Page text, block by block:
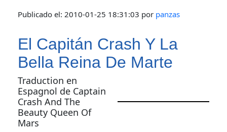
Publicado el: 2010-01-25 18:31:03 por panzas
El Capitán Crash Y La
Bella Reina De Marte
Traduction en
Espagnol de Captain
Crash And The
Beauty Queen Of
Mars